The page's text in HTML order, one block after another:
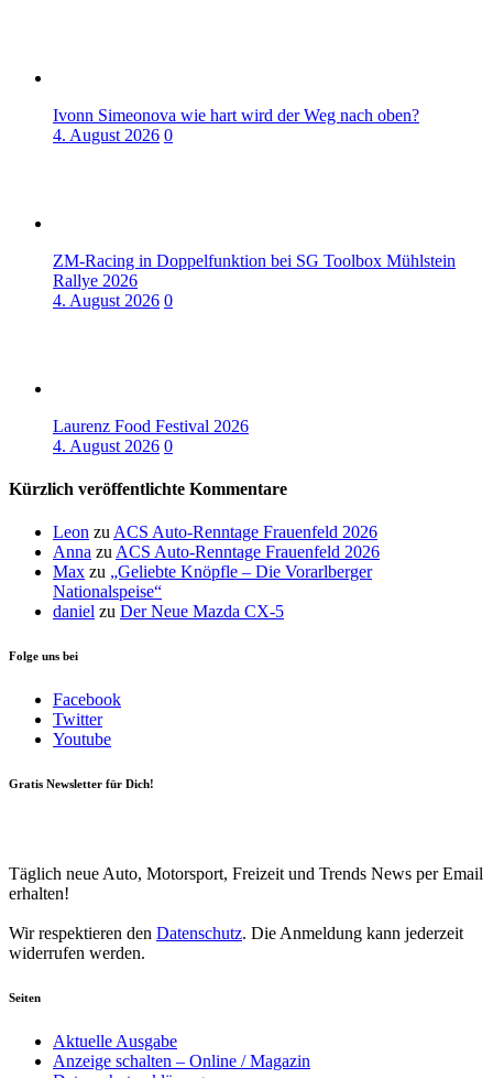
Ivonn Simeonova wie hart wird der Weg nach oben?
4. August 2026 0
ZM-Racing in Doppelfunktion bei SG Toolbox Mühlstein
Rallye 2026
4. August 2026 0
Laurenz Food Festival 2026
4. August 2026 0
Kürzlich veröffentlichte Kommentare
Leon zu ACS Auto-Renntage Frauenfeld 2026
Anna zu ACS Auto-Renntage Frauenfeld 2026
Max zu „Geliebte Knöpfle – Die Vorarlberger
Nationalspeise“
daniel zu Der Neue Mazda CX-5
Folge uns bei
Facebook
Twitter
Youtube
Gratis Newsletter für Dich!
Täglich neue Auto, Motorsport, Freizeit und Trends News per Email
erhalten!
Wir respektieren den Datenschutz. Die Anmeldung kann jederzeit
widerrufen werden.
Seiten
Aktuelle Ausgabe
Anzeige schalten – Online / Magazin